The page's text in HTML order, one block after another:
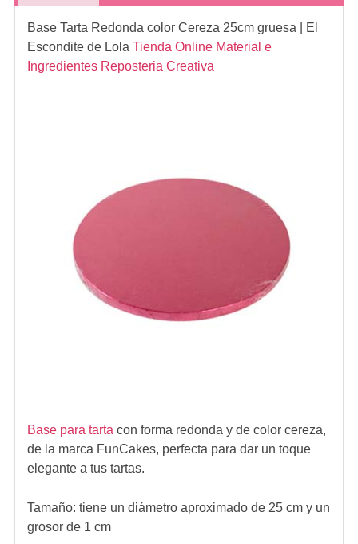
Base Tarta Redonda color Cereza 25cm gruesa | El
Escondite de Lola Tienda Online Material e
Ingredientes Reposteria Creativa
Base para tarta con forma redonda y de color cereza,
de la marca FunCakes, perfecta para dar un toque
elegante a tus tartas.
Tamaño: tiene un diámetro aproximado de 25 cm y un
grosor de 1 cm